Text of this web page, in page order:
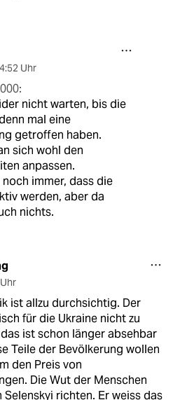
Uhr
nicht warten, bis die
mal eine
getroffen haben.
sich wohl den
anpassen.
immer, dass die
werden, aber da
nichts.
ist allzu durchsichtig. Der
für die Ukraine nicht zu
ist schon länger absehbar
Teile der Bevölkerung wollen
den Preis von
Die Wut der Menschen
richten. Er weiss das